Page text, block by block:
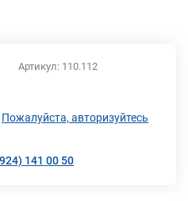
Артикул: 110.112
Пожалуйста, авторизуйтесь
141 00 50